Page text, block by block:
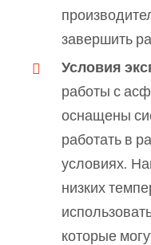
завершить
Условия
работы с
оснащены
работать в
условиях.
низких
которые